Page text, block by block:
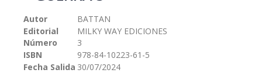
galería
imágenes
Autor
BATTAN
Editorial
MILKY WAY EDICIONES
Número
3
ISBN
978-84-10223-61-5
Fecha Salida 30/07/2024